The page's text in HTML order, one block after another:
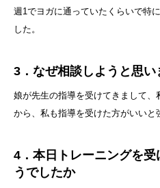
週1でヨガに通っていたくらいで特
した。
3．なぜ相談しようと思い
娘が先生の指導を受けてきまして
から、私も指導を受けた方がいいと
4．本日トレーニングを
うでしたか